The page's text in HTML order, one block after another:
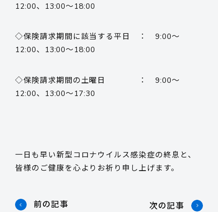
12:00、13:00～18:00
◇保険請求期間に該当する平日 ： 9:00～
12:00、13:00～18:00
◇保険請求期間の土曜日 ： 9:00～
12:00、13:00～17:30
一日も早い新型コロナウイルス感染症の終息と、
皆様のご健康を心よりお祈り申し上げます。
前の記事 次の記事